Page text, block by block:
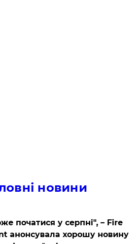
новини
початися у серпні", – Fire
анонсувала хорошу новину